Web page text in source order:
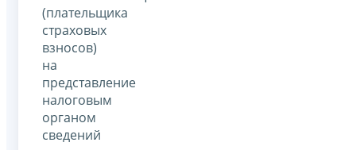
(плательщика
страховых
взносов)
на
представление
налоговым
органом
сведений